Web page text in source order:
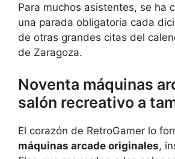
Para muchos asistentes, se ha
una parada obligatoria cada
de otras grandes citas del
de Zaragoza.
Noventa máquinas
salón recreativo a
El corazón de RetroGamer lo
máquinas arcade originales,